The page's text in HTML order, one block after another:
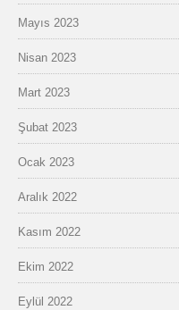
Mayıs 2023
Nisan 2023
Mart 2023
Şubat 2023
Ocak 2023
Aralık 2022
Kasım 2022
Ekim 2022
Eylül 2022